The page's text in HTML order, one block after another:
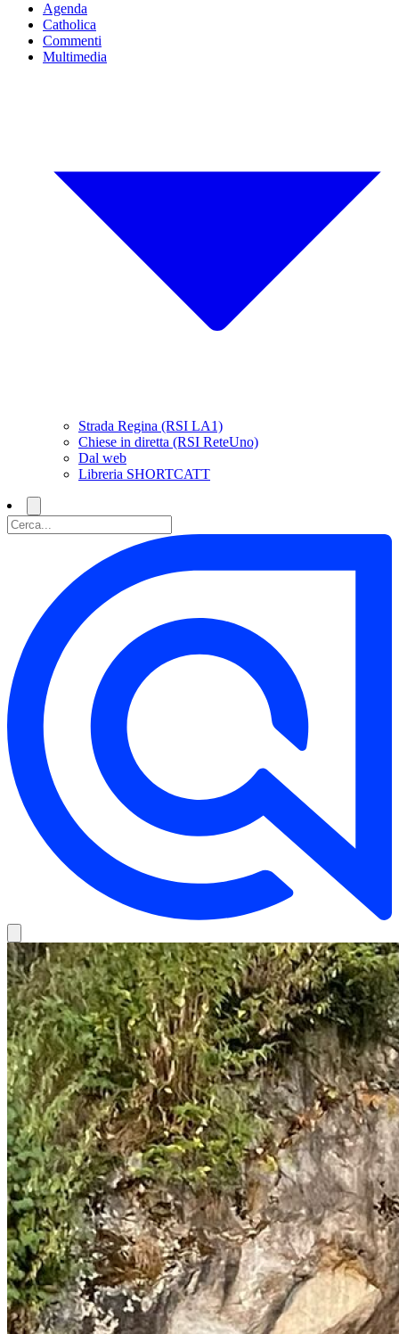
Agenda
Catholica
Commenti
Multimedia
Strada Regina (RSI LA1)
Chiese in diretta (RSI ReteUno)
Dal web
Libreria SHORTCATT